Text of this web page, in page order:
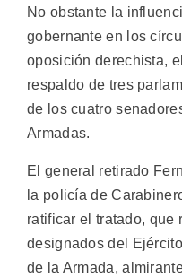
No obstante la
gobernante en los
oposición derechista,
respaldo de tres
de los cuatro
Armadas.
El general retirado
la policía de
ratificar el tratado, que
designados del
de la Armada,